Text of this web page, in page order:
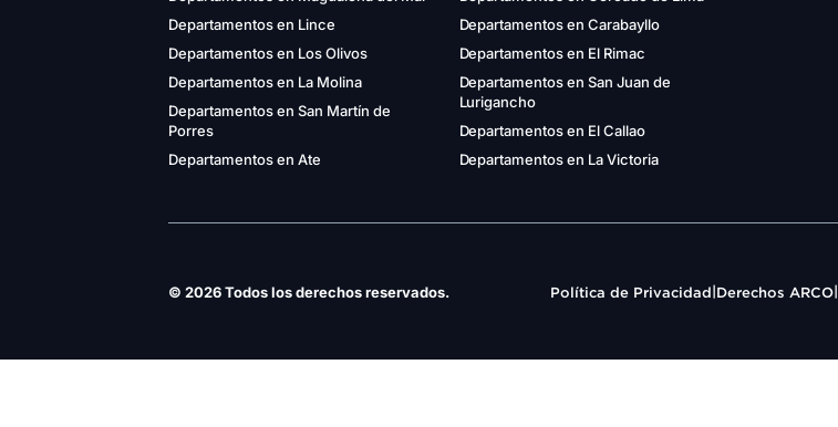
Departamentos en Lince
Departamentos en Los Olivos
Departamentos en La Molina
Departamentos en San Martín de
Porres
Departamentos en Ate
Departamentos en Carabayllo
Departamentos en El Rimac
Departamentos en San Juan de
Lurigancho
Departamentos en El Callao
Departamentos en La Victoria
© 2026 Todos los derechos reservados. Política de Privacidad|Derechos ARCO|